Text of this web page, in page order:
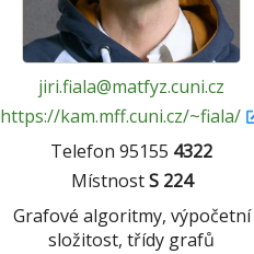
jiri.fiala@matfyz.cuni.cz
https://kam.mff.cuni.cz/~fiala/
Telefon 95155 4322
MístnostS 224
Grafové algoritmy, výpočetní
složitost, třídy grafů